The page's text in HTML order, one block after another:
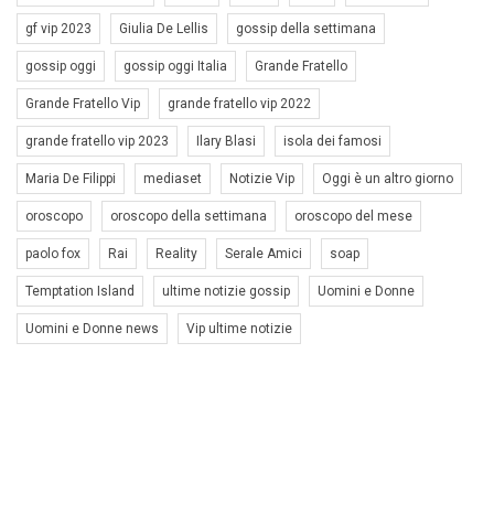
gf vip 2023 Giulia De Lellis gossip della settimana
gossip oggi gossip oggi Italia Grande Fratello
Grande Fratello Vip grande fratello vip 2022
grande fratello vip 2023 Ilary Blasi isola dei famosi
Maria De Filippi mediaset Notizie Vip Oggi è un altro giorno
oroscopo oroscopo della settimana oroscopo del mese
paolo fox Rai Reality Serale Amici soap
Temptation Island ultime notizie gossip Uomini e Donne
Uomini e Donne news Vip ultime notizie